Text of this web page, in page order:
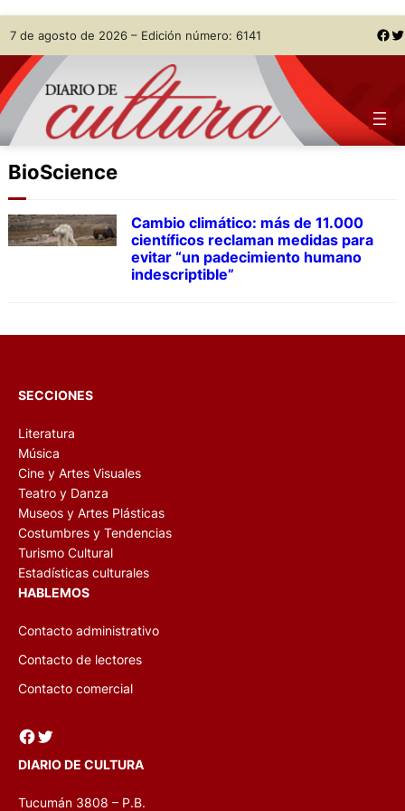
Skip
to
content
7 de agosto de 2026 – Edición número: 6141 Facebook Twitter
BioScience
Cambio climático: más de 11.000
científicos reclaman medidas para
evitar “un padecimiento humano
indescriptible”
SECCIONES
Literatura
Música
Cine y Artes Visuales
Teatro y Danza
Museos y Artes Plásticas
Costumbres y Tendencias
Turismo Cultural
Estadísticas culturales
HABLEMOS
Contacto administrativo
Contacto de lectores
Contacto comercial
Facebook Twitter
DIARIO DE CULTURA
Tucumán 3808 – P.B.